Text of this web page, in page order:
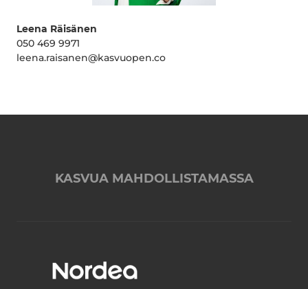
Leena Räisänen
050 469 9971
leena.raisanen@kasvuopen.co
KASVUA MAHDOLLISTAMASSA